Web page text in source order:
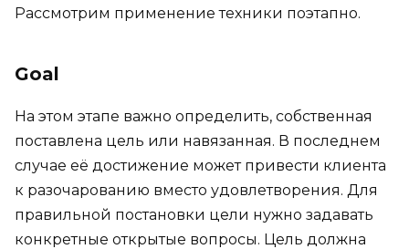
Рассмотрим применение техники поэтапно.
Goal
На этом этапе важно определить, собственная
поставлена цель или навязанная. В последнем
случае её достижение может привести клиента
к разочарованию вместо удовлетворения. Для
правильной постановки цели нужно задавать
конкретные открытые вопросы. Цель должна